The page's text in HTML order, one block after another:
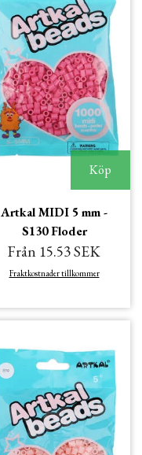
Köp
Artkal MIDI 5 mm -
S130 Floder
Från 15.53 SEK
Fraktkostnader tillkommer